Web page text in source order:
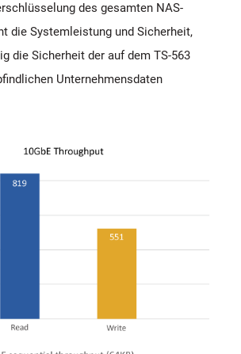
des gesamten NAS-
die Systemleistung und Sicherheit,
die Sicherheit der auf dem TS-563
Unternehmensdaten